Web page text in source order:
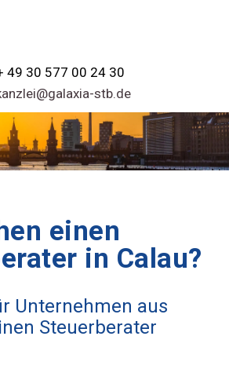
49 30 577 00 24 30
stb.de
einen
in Calau?
Unternehmen aus
Steuerberater